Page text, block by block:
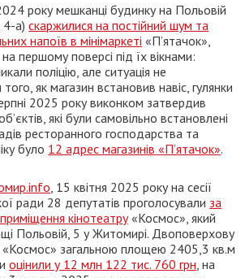
року мешканці будинку на Польовій
4-а)скаржилися на постійний шум та
напоїв в мінімаркеті «П’ятачок»,
першому поверсі під їх вікнами:
поліцію, але ситуація не
того, як магазин встановив навіс, гулянки
2025 року виконком затвердив
які були самовільно встановлені
ресторанного господарства та
було 12 адрес магазинів «П’ятачок».
, 15 квітня 2025 року на сесії
ради 28 депутатів проголосували за
кінотеатру«Космос», який
Польовій, 5 у Житомирі. Двоповерхову
«Космос» загальною площею 2405,3 кв.м
оцінили у 12 млн 122 тис. 760 грн , на